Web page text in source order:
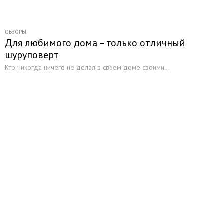
ОБЗОРЫ
Для любимого дома – только отличный
шуруповерт
Кто никогда ничего не делал в своем доме своими...